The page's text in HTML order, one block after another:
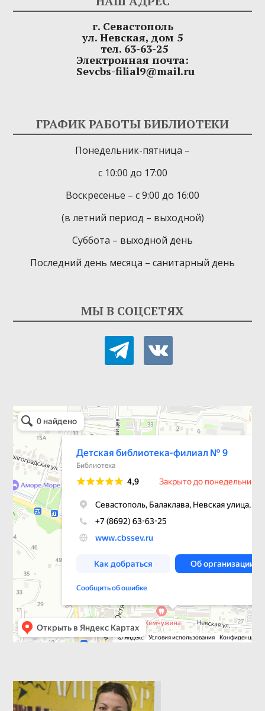
г. Севастополь
ул. Невская, дом 5
тел. 63-63-25
Электронная почта:
Sevcbs-filial9@mail.ru
ГРАФИК РАБОТЫ БИБЛИОТЕКИ
Понедельник-пятница –
с 10:00 до 17:00
Воскресенье – с 9:00 до 16:00
(в летний период – выходной)
Суббота – выходной день
Последний день месяца – санитарный день
МЫ В СОЦСЕТЯХ
telegramvkontakte
Детская библиотека-филиал № 9
Библиотека в Севастополе